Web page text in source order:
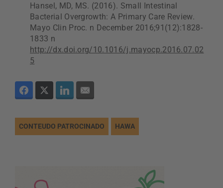
Hansel, MD, MS. (2016). Small Intestinal
Bacterial Overgrowth: A Primary Care Review.
Mayo Clin Proc. n December 2016;91(12):1828-
1833 n
http://dx.doi.org/10.1016/j.mayocp.2016.07.02
5
CONTEUDO PATROCINADO HAWA